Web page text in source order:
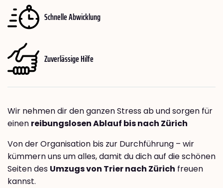
Schnelle Abwicklung
Zuverlässige Hilfe
Wir nehmen dir den ganzen Stress ab und sorgen für
einen reibungslosen Ablauf bis nach Zürich
Von der Organisation bis zur Durchführung – wir
kümmern uns um alles, damit du dich auf die schönen
Seiten des Umzugs von Trier nach Zürich freuen
kannst.